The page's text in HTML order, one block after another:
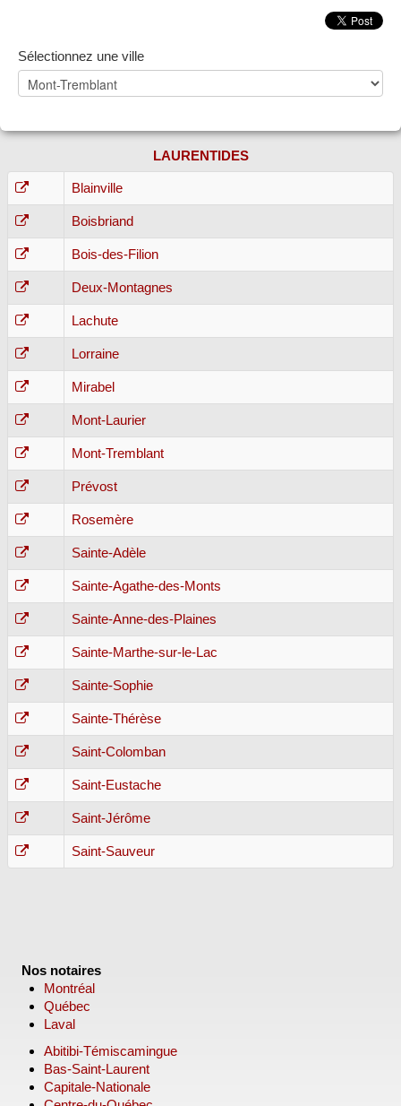
Sélectionnez une ville
LAURENTIDES
Blainville
Boisbriand
Bois-des-Filion
Deux-Montagnes
Lachute
Lorraine
Mirabel
Mont-Laurier
Mont-Tremblant
Prévost
Rosemère
Sainte-Adèle
Sainte-Agathe-des-Monts
Sainte-Anne-des-Plaines
Sainte-Marthe-sur-le-Lac
Sainte-Sophie
Sainte-Thérèse
Saint-Colomban
Saint-Eustache
Saint-Jérôme
Saint-Sauveur
Nos notaires
Montréal
Québec
Laval
Abitibi-Témiscamingue
Bas-Saint-Laurent
Capitale-Nationale